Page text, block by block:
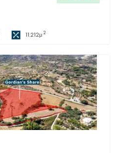
11.212μ 2
Επόμενο